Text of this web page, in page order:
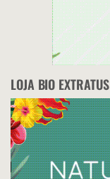
LOJA BIO EXTRATUS